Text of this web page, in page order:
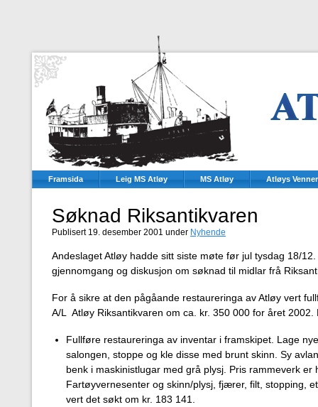
Framsida Leig MS Atløy MS Atløy Atløys Venner
Søknad Riksantikvaren
Publisert 19. desember 2001 under Nyhende
Andeslaget Atløy hadde sitt siste møte før jul tysdag 18/
gjennomgang og diskusjon om søknad til midlar frå
For å sikre at den pågåande restaureringa av Atløy vert
A/L Atløy Riksantikvaren om ca. kr. 350 000 for året
Fullføre restaureringa av inventar i framskipet. Lage
salongen, stoppe og kle disse med brunt skinn. Sy
benk i maskinistlugar med grå plysj. Pris rammeverk er
Fartøyvernesenter og skinn/plysj, fjærer, filt, stopping,
vert det søkt om kr. 183 141.